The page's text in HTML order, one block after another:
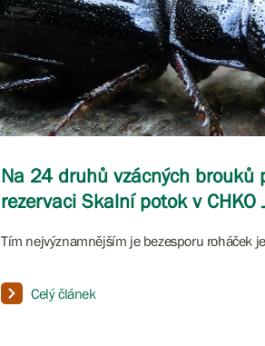
Na 24 druhů vzácných brouků
rezervaci Skalní potok v CHKO
Tím nejvýznamnějším je bezesporu roháček
Celý článek